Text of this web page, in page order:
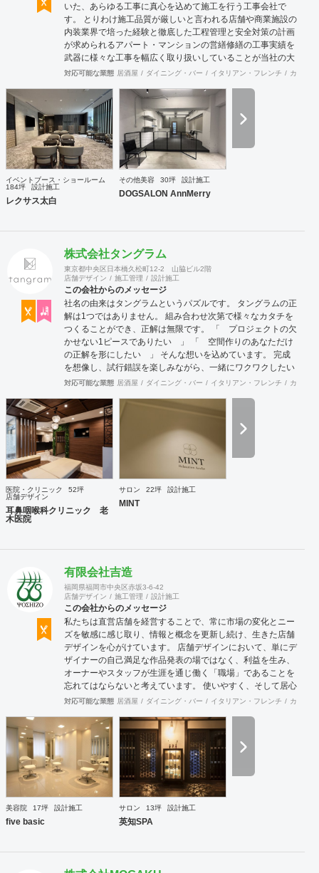
いた、あらゆる工事に真心を込めて施工を行う工事会社で
す。 とりわけ施工品質が厳しいと言われる店舗や商業施設の
内装業界で培った経験と徹底した工程管理と安全対策の計画
が求められるアパート・マンションの営繕修繕の工事実績を
武器に様々な工事を幅広く取り扱いしていることが当社の大
きな特徴です。
対応可能な業態 居酒屋 ダイニング・バー イタリアン・フレンチ カフェ
イベントブース・ショールーム
184坪
設計施工
レクサス太白
その他美容 30坪 設計施工
DOGSALON AnnMerry
株式会社タングラム
東京都中央区日本橋久松町12-2 山脇ビル2階
店舗デザイン
施工管理 設計施工
この会社からのメッセージ
社名の由来はタングラムというパズルです。 タングラムの正
解は1つではありません。 組み合わせ次第で様々なカタチを
つくることができ、正解は無限です。 「 プロジェクトの欠
かせない1ピースでありたい 」 「 空間作りのあなただけ
の正解を形にしたい 」 そんな想いを込めています。 完成
を想像し、試行錯誤を楽しみながら、 ​一緒にワクワクしたい
と思っています。
対応可能な業態 居酒屋 ダイニング・バー イタリアン・フレンチ カフェ
医院・クリニック
52坪
店舗デザイン
耳鼻咽喉科クリニック 老
木医院
サロン 22坪 設計施工
MINT
有限会社吉造
福岡県福岡市中央区赤坂3-6-42
店舗デザイン
施工管理 設計施工
この会社からのメッセージ
私たちは直営店舗を経営することで、常に市場の変化とニー
ズを敏感に感じ取り、情報と概念を更新し続け、生きた店舗
デザインを心がけています。 店舗デザインにおいて、単にデ
ザイナーの自己満足な作品発表の場ではなく、利益を生み、
オーナーやスタッフが生涯を通じ働く「職場」であることを
忘れてはならないと考えています。 使いやすく、そして居心
地がよく、時代の流れに左右されない強さを持った店舗デザ
業と開業コンサルティング事業をそなえており、テナント・
出店地選びや資金調達から実践に基づいたサポートが可能で
す。 まずはお気軽に、ご相談ください。
対応可能な業態 居酒屋 ダイニング・バー イタリアン・フレンチ カフェ
美容院 17坪 設計施工
five basic
サロン 13坪 設計施工
英知SPA